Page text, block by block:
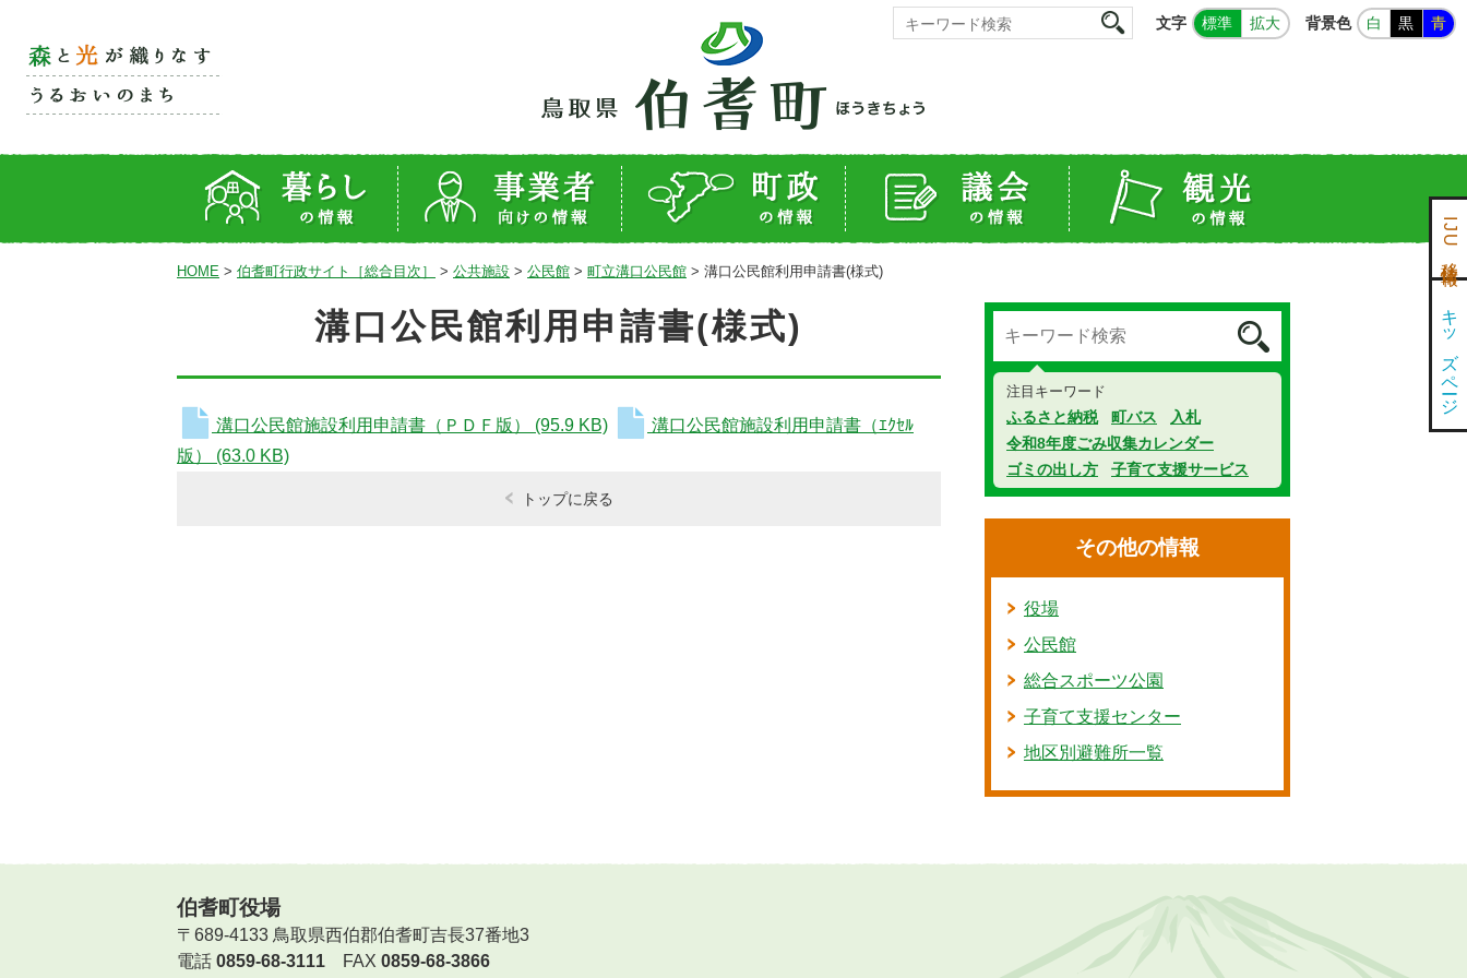
文字 標準 拡大 背景色 白 黒 青
HOME > 伯耆町行政サイト［総合目次］ > 公共施設 > 公民館 > 町立溝口公民館 > 溝口公民館利用申請書(様式)
溝口公民館利用申請書(様式)
溝口公民館施設利用申請書（ＰＤＦ版） (95.9 KB)
溝口公民館施設利用申請書（ｴｸｾﾙ
版） (63.0 KB)
トップに戻る
注目キーワード
ふるさと納税 町バス
入札
令和8年度ごみ収集カレンダー
ゴミの出し方
子育て支援サービス
その他の情報
役場
公民館
総合スポーツ公園
子育て支援センター
地区別避難所一覧
伯耆町役場
〒689-4133 鳥取県西伯郡伯耆町吉長37番地3
電話 0859-68-3111 FAX 0859-68-3866
IJU移住情報
キッズページ